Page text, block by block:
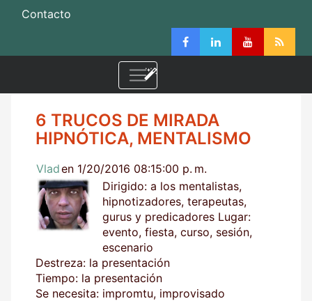
Contacto
6 TRUCOS DE MIRADA
HIPNÓTICA, MENTALISMO
Vladen 1/20/2016 08:15:00 p. m.
Dirigido: a los mentalistas,
hipnotizadores, terapeutas,
gurus y predicadores Lugar:
evento, fiesta, curso, sesión,
escenario
Destreza: la presentación
Tiempo: la presentación
Se necesita: impromtu, improvisado